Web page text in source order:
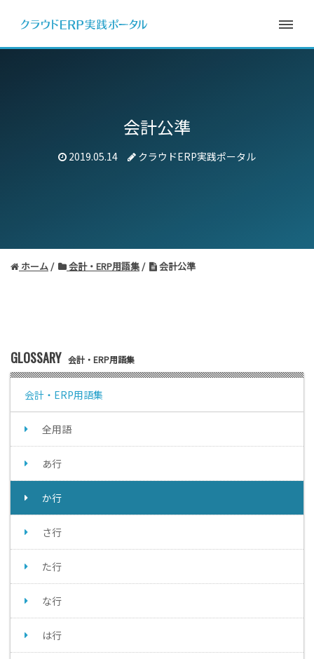
会計公準
2019.05.14 クラウドERP実践ポータル
ホーム 会計・ERP用語集 会計公準
GLOSSARY 会計・ERP用語集
会計・ERP用語集
全用語
あ行
か行
さ行
た行
な行
は行